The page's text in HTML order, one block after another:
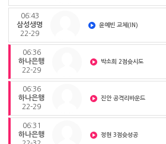
06:43
삼성생명
22-29
윤예빈 교체(IN)
06:36
하나은행
22-29
박소희 2점슛시도
06:36
하나은행
22-29
진안 공격리바운드
06:31
하나은행
정현 3점슛성공